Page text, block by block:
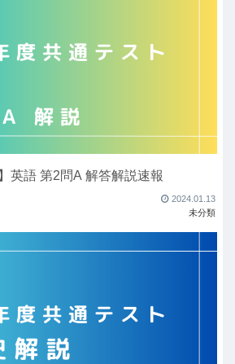
英語 第2問A 解答解説速報
2024.01.13
未分類